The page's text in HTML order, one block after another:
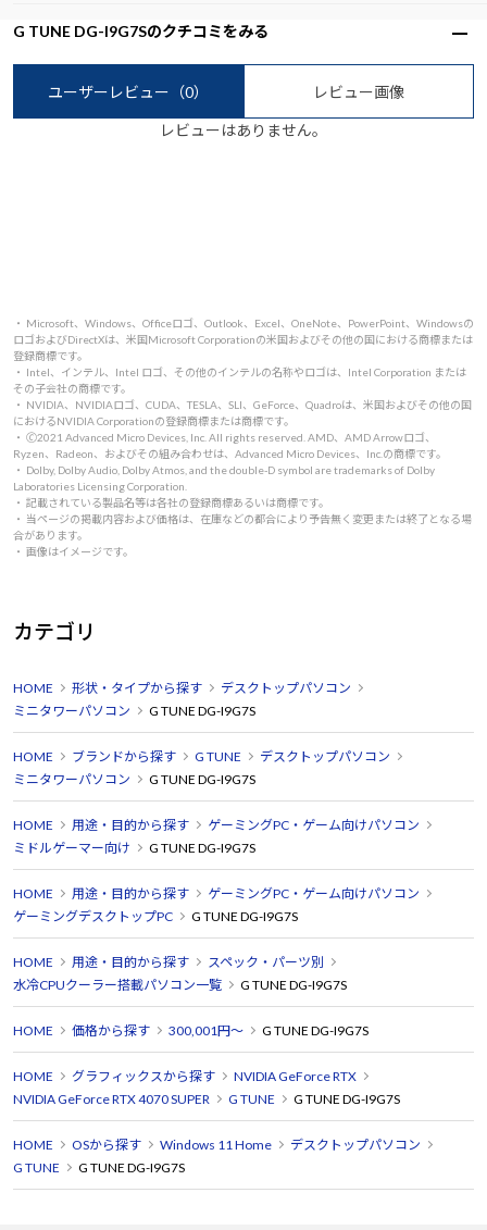
G TUNE DG-I9G7Sのクチコミをみる
ユーザーレビュー （0） レビュー画像
レビューはありません。
・ Microsoft、Windows、Officeロゴ、Outlook、Excel、OneNote、PowerPoint、Windowsの
ロゴおよびDirectXは、米国Microsoft Corporationの米国およびその他の国における商標または
登録商標です。
・ Intel、インテル、Intel ロゴ、その他のインテルの名称やロゴは、Intel Corporation または
その子会社の商標です。
・ NVIDIA、NVIDIAロゴ、CUDA、TESLA、SLI、GeForce、Quadroは、米国およびその他の国
におけるNVIDIA Corporationの登録商標または商標です。
・ 🄫2021 Advanced Micro Devices, Inc. All rights reserved. AMD、AMD Arrowロゴ、
Ryzen、Radeon、およびその組み合わせは、Advanced Micro Devices、Inc.の商標です。
・ Dolby, Dolby Audio, Dolby Atmos, and the double-D symbol are trademarks of Dolby
Laboratories Licensing Corporation.
・ 記載されている製品名等は各社の登録商標あるいは商標です。
・ 当ページの掲載内容および価格は、在庫などの都合により予告無く変更または終了となる場
合があります。
・ 画像はイメージです。
カテゴリ
HOME 形状・タイプから探す
デスクトップパソコン
ミニタワーパソコン
G TUNE DG-I9G7S
HOME ブランドから探す G TUNE
デスクトップパソコン
ミニタワーパソコン
G TUNE DG-I9G7S
HOME 用途・目的から探す
ゲーミングPC・ゲーム向けパソコン
ミドルゲーマー向け
G TUNE DG-I9G7S
HOME 用途・目的から探す
ゲーミングPC・ゲーム向けパソコン
ゲーミングデスクトップPC
G TUNE DG-I9G7S
HOME 用途・目的から探す
スペック・パーツ別
水冷CPUクーラー搭載パソコン一覧
G TUNE DG-I9G7S
HOME 価格から探す 300,001円～ G TUNE DG-I9G7S
HOME グラフィックスから探す
NVIDIA GeForce RTX
NVIDIA GeForce RTX 4070 SUPER
G TUNE G TUNE DG-I9G7S
HOME OSから探す Windows 11 Home
デスクトップパソコン
G TUNE
G TUNE DG-I9G7S